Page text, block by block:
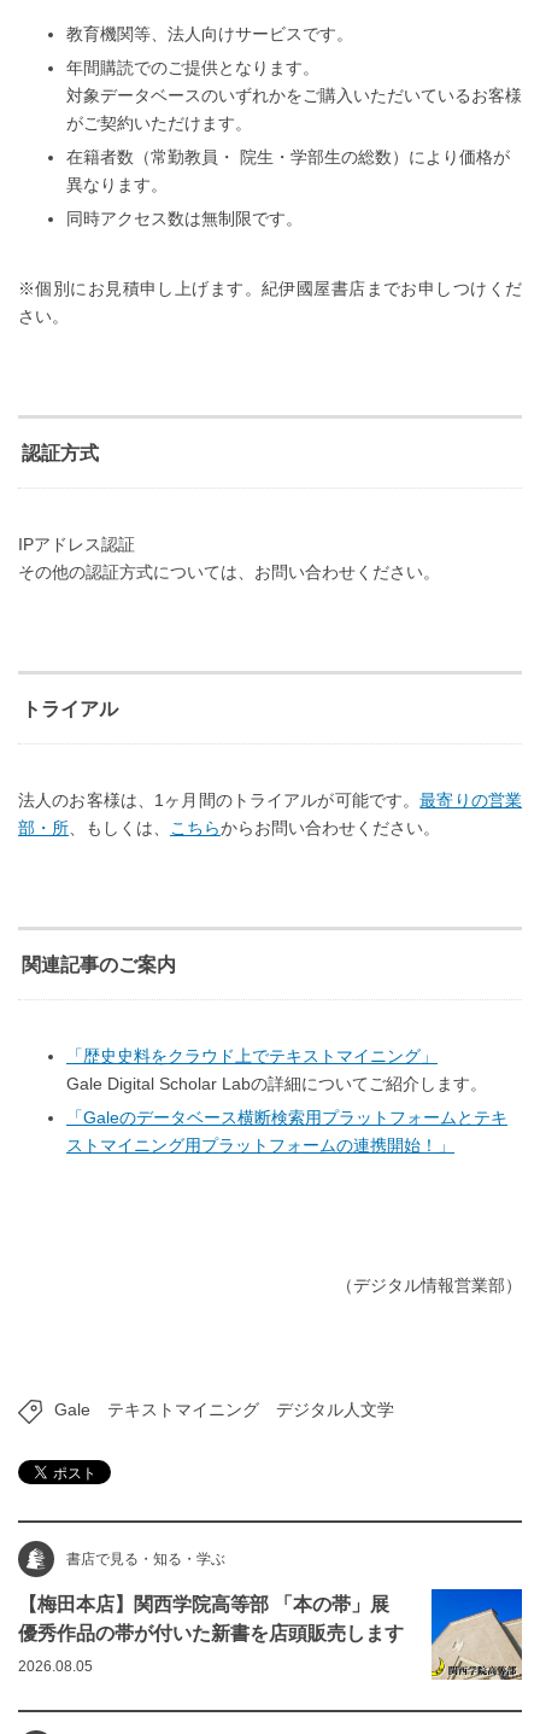
教育機関等、法人向けサービスです。
年間購読でのご提供となります。
対象データベースのいずれかをご購入いただいているお客様
がご契約いただけます。
在籍者数（常勤教員・ 院生・学部生の総数）により価格が
異なります。
同時アクセス数は無制限です。
※個別にお見積申し上げます。紀伊國屋書店までお申しつけくだ
さい。
認証方式
IPアドレス認証
その他の認証方式については、お問い合わせください。
トライアル
法人のお客様は、1ヶ月間のトライアルが可能です。最寄りの営業
部・所 、もしくは、 こちらからお問い合わせください。
関連記事のご案内
「歴史史料をクラウド上でテキストマイニング」
Gale Digital Scholar Labの詳細についてご紹介します。
「Galeのデータベース横断検索用プラットフォームとテキ
ストマイニング用プラットフォームの連携開始！」
（デジタル情報営業部）
Gale テキストマイニング デジタル人文学
書店で見る・知る・学ぶ
【梅田本店】関西学院高等部 「本の帯」展
優秀作品の帯が付いた新書を店頭販売します
2026.08.05